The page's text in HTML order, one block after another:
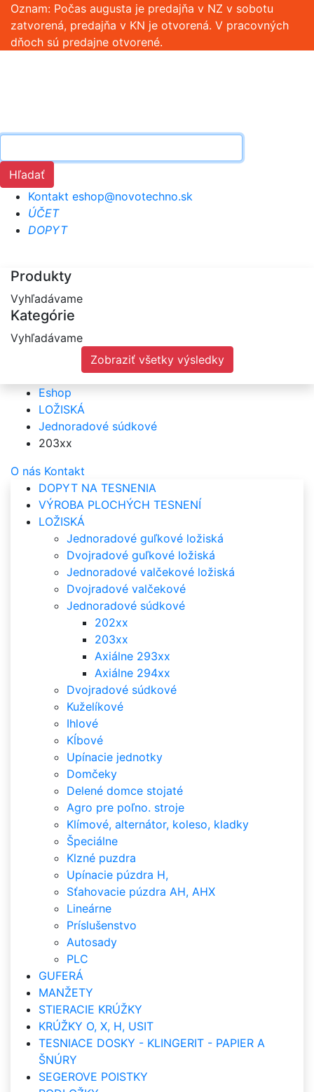
Oznam: Počas augusta je predajňa v NZ v sobotu
zatvorená, predajňa v KN je otvorená. V pracovných
dňoch sú predajne otvorené.
Hľadať
Kontakt eshop@novotechno.sk
ÚČET
DOPYT
Produkty
Vyhľadávame
Kategórie
Vyhľadávame
Zobraziť všetky výsledky
Eshop
LOŽISKÁ
Jednoradové súdkové
203xx
O nás Kontakt
DOPYT NA TESNENIA
VÝROBA PLOCHÝCH TESNENÍ
LOŽISKÁ
Jednoradové guľkové ložiská
Dvojradové guľkové ložiská
Jednoradové valčekové ložiská
Dvojradové valčekové
Jednoradové súdkové
202xx
203xx
Axiálne 293xx
Axiálne 294xx
Dvojradové súdkové
Kuželíkové
Ihlové
Kĺbové
Upínacie jednotky
Domčeky
Delené domce stojaté
Agro pre poľno. stroje
Klímové, alternátor, koleso, kladky
Špeciálne
Klzné puzdra
Upínacie púzdra H,
Sťahovacie púzdra AH, AHX
Lineárne
Príslušenstvo
Autosady
PLC
GUFERÁ
MANŽETY
STIERACIE KRÚŽKY
KRÚŽKY O, X, H, USIT
TESNIACE DOSKY - KLINGERIT - PAPIER A
ŠNÚRY
SEGEROVE POISTKY